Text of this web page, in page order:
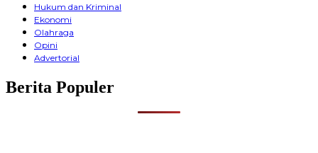
Hukum dan Kriminal
Ekonomi
Olahraga
Opini
Advertorial
Berita Populer